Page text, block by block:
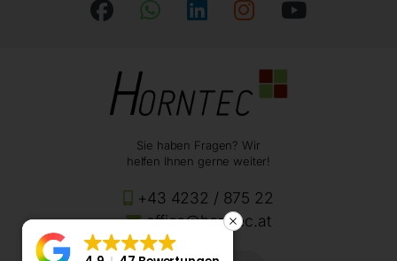
Sie haben Fragen? Wir
helfen Ihnen gerne weiter!
+43 4232 / 875 22
office@horntec.at